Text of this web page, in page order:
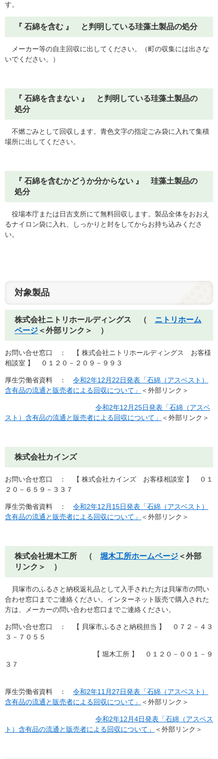
す。
『 石綿を含む 』 と判明している珪藻土製品の処分
メーカー等の自主回収に出してください。（町の収集には出さな
いでください。）
『 石綿を含まない 』 と判明している珪藻土製品の
処分
不燃ごみとして回収します。青色文字の指定ごみ袋に入れて集積
場所に出してください。
『 石綿を含むかどうか分からない 』 珪藻土製品の
処分
役場本庁または日吉支所にて無料回収します。製品全体をおおえ
るナイロン袋に入れ、しっかりと封をしてからお持ち込みくださ
い。
対象製品
株式会社ニトリホールディングス （ ニトリホーム
ページ ＜外部リンク＞ ）
お問い合せ窓口 ： 【 株式会社ニトリホールディングス お客様
相談室 】
０１２０－２０９－９９３
厚生労働省資料 ： 令和2年12月22日発表「石綿（アスベスト）
含有品の流通と販売者による回収について」
＜外部リンク＞
令和2年12月25日発表「石綿（アスベ
スト）含有品の流通と販売者による回収について」
＜外部リンク＞
株式会社カインズ
お問い合せ窓口 ： 【 株式会社カインズ お客様相談室 】
０１
２０－６５９－３３７
厚生労働省資料 ： 令和2年12月15日発表「石綿（アスベスト）
含有品の流通と販売者による回収について」
＜外部リンク＞
株式会社堀木工所 （ 堀木工所ホームページ ＜外部
リンク＞
）
貝塚市のふるさと納税返礼品として入手された方は貝塚市の問い
合わせ窓口までご連絡ください。インターネット販売で購入された
方は、メーカーの問い合わせ窓口までご連絡ください。
お問い合せ窓口 ： 【 貝塚市ふるさと納税担当 】
０７２－４３
３－７０５５
【 堀木工所 】 ０１２０－００１－９
３７
厚生労働省資料 ： 令和2年11月27日発表「石綿（アスベスト）
含有品の流通と販売者による回収について」
＜外部リンク＞
令和2年12月4日発表「石綿（アスベス
ト）含有品の流通と販売者による回収について」
＜外部リンク＞